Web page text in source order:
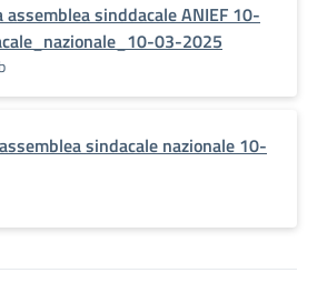
assemblea sinddacale ANIEF 10-
03-2025
sindacale nazionale 10-